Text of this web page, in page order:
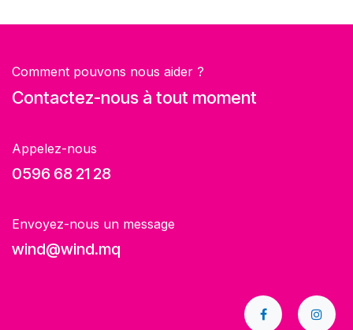
Comment pouvons nous aider ?
Contactez-nous à tout moment
Appelez-nous
0596 68 21 28
Envoyez-nous un message
wind@wind.mq